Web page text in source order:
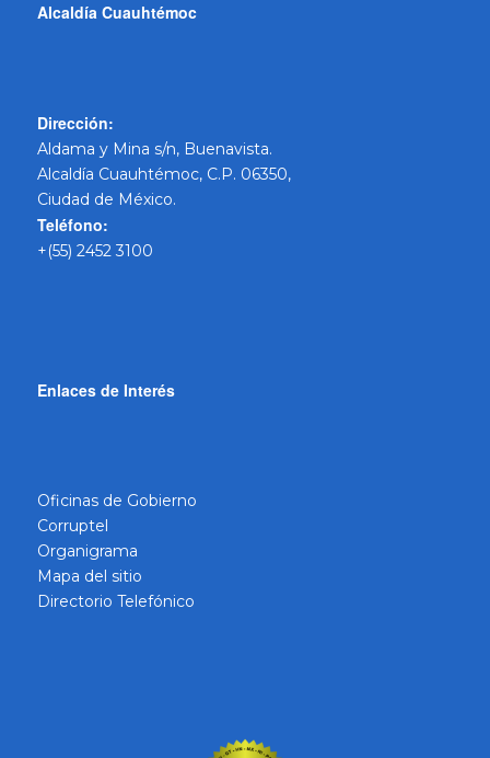
Alcaldía Cuauhtémoc
Dirección:
Aldama y Mina s/n, Buenavista.
Alcaldía Cuauhtémoc, C.P. 06350,
Ciudad de México.
Teléfono:
+(55) 2452 3100
Enlaces de Interés
Oficinas de Gobierno
Corruptel
Organigrama
Mapa del sitio
Directorio Telefónico